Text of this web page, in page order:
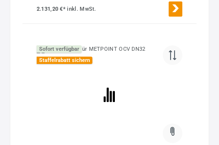
2.131,20 €*inkl. MwSt.
Sofort verfügbar
Staffelrabatt sichern